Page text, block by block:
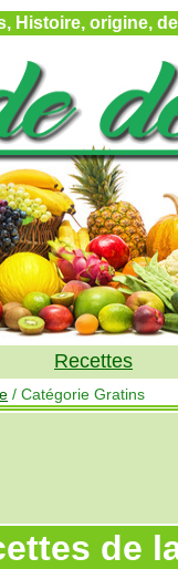
Histoire, origine,
Recettes
/ Catégorie Gratins
de